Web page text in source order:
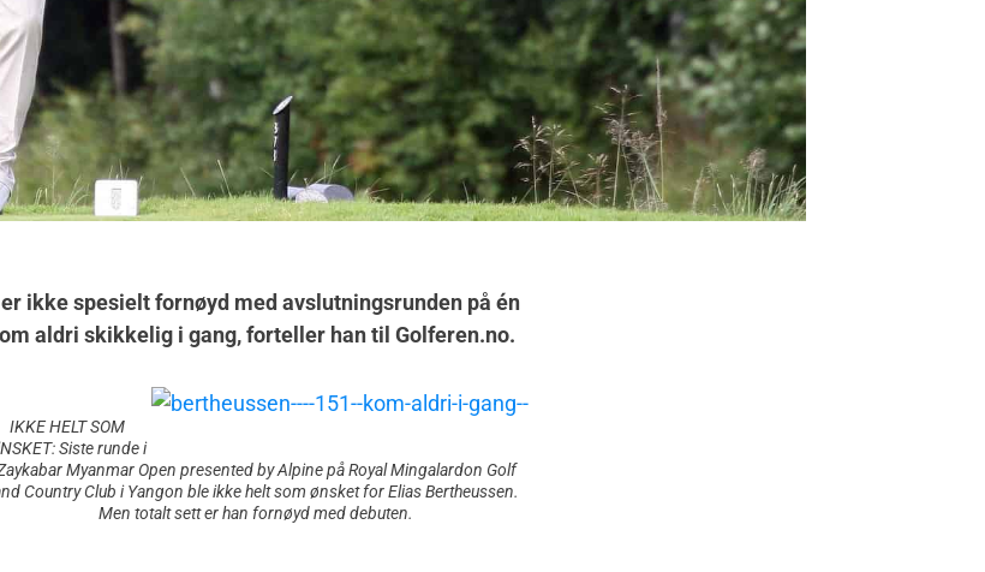
ikke spesielt fornøyd med avslutningsrunden på én
aldri skikkelig i gang, forteller han til Golferen.no.
IKKE HELT SOM
Siste runde i
Myanmar Open presented by Alpine på Royal Mingalardon Golf
Country Club i Yangon ble ikke helt som ønsket for Elias Bertheussen.
Men totalt sett er han fornøyd med debuten.